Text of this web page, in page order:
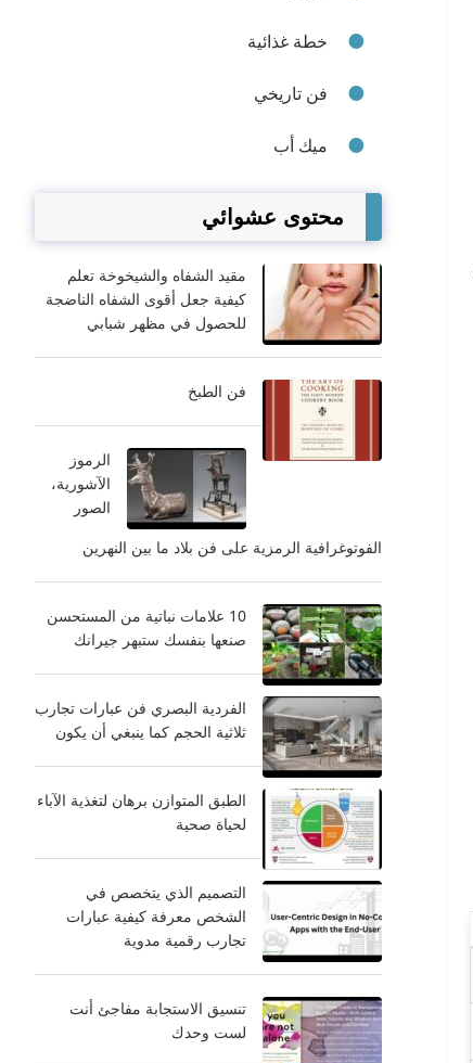
خطة غذائية
فن تاريخي
ميك أب
محتوى عشوائي
مقيد الشفاه والشيخوخة تعلم
كيفية جعل أقوى الشفاه الناضجة
للحصول في مظهر شبابي
فن الطبخ
الرموز
الآشورية،
الصور
الفوتوغرافية الرمزية على فن بلاد ما بين النهرين
10 علامات نباتية من المستحسن
صنعها بنفسك ستبهر جيرانك
الفردية البصري فن عبارات تجارب
ثلاثية الحجم كما ينبغي أن يكون
الطبق المتوازن برهان لتغذية الآباء
لحياة صحية
التصميم الذي يتخصص في
الشخص معرفة كيفية عبارات
تجارب رقمية مدوية
تنسيق الاستجابة مفاجئ أنت
لست وحدك